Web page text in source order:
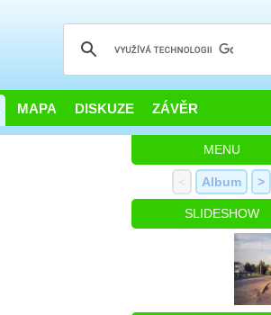
MAPA DISKUZE ZÁVĚR
MENU
< Album >
SLIDESHOW